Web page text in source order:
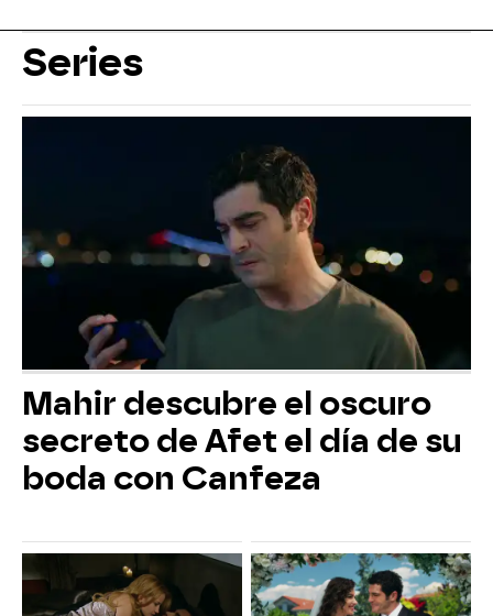
Series
Mahir descubre el oscuro
secreto de Afet el día de su
boda con Canfeza